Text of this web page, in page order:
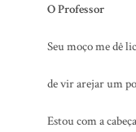
O Professor
Seu moço me dê
de vir arejar um
Estou com a cabeça